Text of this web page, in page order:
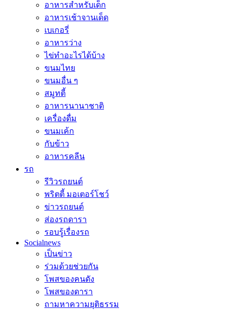
อาหารสำหรับเด็ก
อาหารเช้าจานเด็ด
เบเกอรี่
อาหารว่าง
ไข่ทำอะไรได้บ้าง
ขนมไทย
ขนมอื่น ๆ
สมูทตี้
อาหารนานาชาติ
เครื่องดื่ม
ขนมเค้ก
กับข้าว
อาหารคลีน
รถ
รีวิวรถยนต์
พริตตี้ มอเตอร์โชว์
ข่าวรถยนต์
ส่องรถดารา
รอบรู้เรื่องรถ
Socialnews
เป็นข่าว
ร่วมด้วยช่วยกัน
โพสของคนดัง
โพสของดารา
ถามหาความยุติธรรม